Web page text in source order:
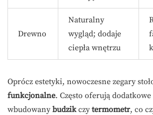
Drewno
Naturalny
wygląd; dodaje
ciepła wnętrzu
Oprócz estetyki, nowoczesne zegary
funkcjonalne. Często oferują
wbudowany budzikczy termometr, co